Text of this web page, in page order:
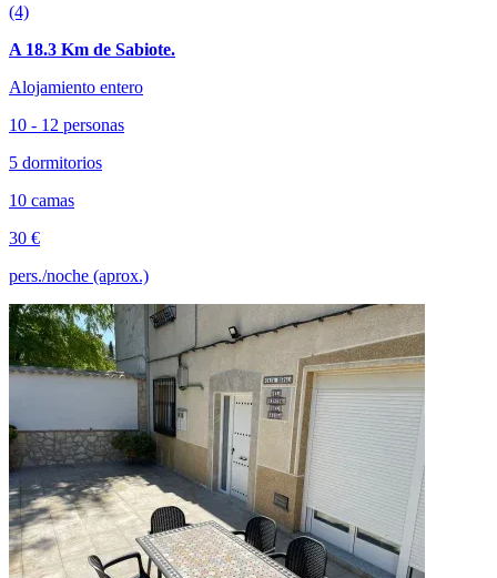
(4)
A 18.3 Km de Sabiote.
Alojamiento entero
10 - 12 personas
5 dormitorios
10 camas
30 €
pers./noche (aprox.)